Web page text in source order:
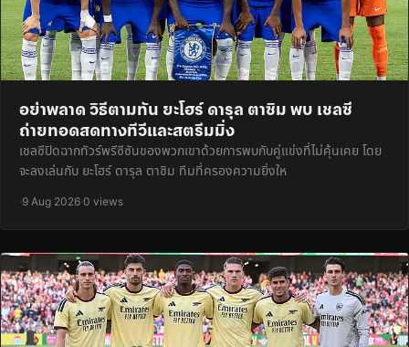
อย่าพลาด วิธีตามทัน ยะโฮร์ ดารุล ตาซิม พบ เชลซี
ถ่ายทอดสดทางทีวีและสตรีมมิ่ง
เชลซีปิดฉากทัวร์พรีซีซันของพวกเขาด้วยการพบกับคู่แข่งที่ไม่คุ้นเคย โดย
จะลงเล่นกับ ยะโฮร์ ดารุล ตาซิม ทีมที่ครองความยิ่งให
·9 Aug 2026·0 views